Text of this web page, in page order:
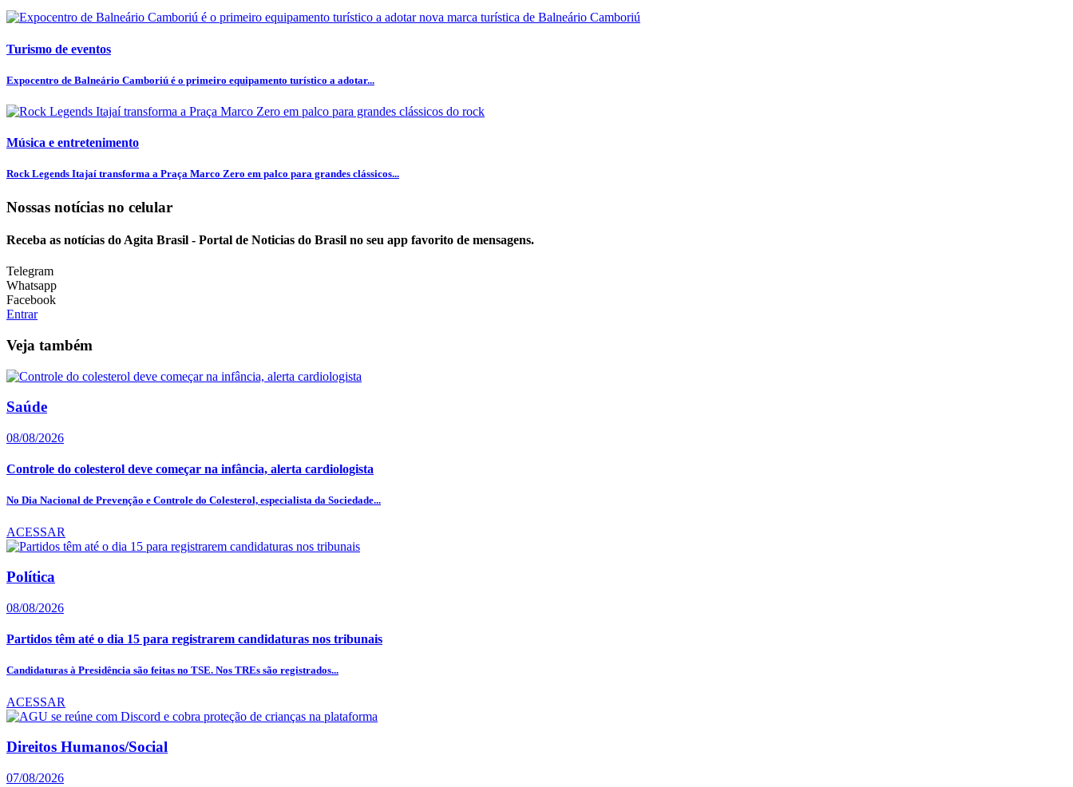
Turismo de eventos
Expocentro de Balneário Camboriú é o primeiro equipamento turístico a adotar...
Música e entretenimento
Rock Legends Itajaí transforma a Praça Marco Zero em palco para grandes clássicos...
Nossas notícias no celular
Receba as notícias do Agita Brasil - Portal de Noticias do Brasil no seu app favorito de mensagens.
Telegram
Whatsapp
Facebook
Entrar
Veja também
Saúde
08/08/2026
Controle do colesterol deve começar na infância, alerta cardiologista
No Dia Nacional de Prevenção e Controle do Colesterol, especialista da Sociedade...
ACESSAR
Política
08/08/2026
Partidos têm até o dia 15 para registrarem candidaturas nos tribunais
Candidaturas à Presidência são feitas no TSE. Nos TREs são registrados...
ACESSAR
Direitos Humanos/Social
07/08/2026